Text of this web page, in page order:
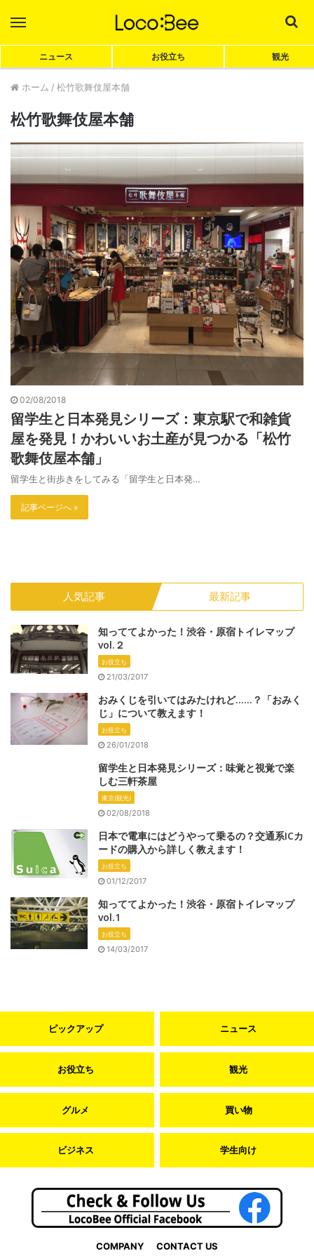
ニュース お役立ち 観光
ホーム / 松竹歌舞伎屋本舗
松竹歌舞伎屋本舗
02/08/2018
留学生と日本発見シリーズ：東京駅で和雑貨
屋を発見！かわいいお土産が見つかる「松竹
歌舞伎屋本舗」
留学生と街歩きをしてみる「留学生と日本発…
記事ページへ »
人気記事 最新記事
知っててよかった！渋谷・原宿トイレマップ
vol.２
お役立ち
21/03/2017
おみくじを引いてはみたけれど……？「おみく
じ」について教えます！
お役立ち
26/01/2018
留学生と日本発見シリーズ：味覚と視覚で楽
しむ三軒茶屋
東京(観光)
02/08/2018
日本で電車にはどうやって乗るの？交通系ICカ
ードの購入から詳しく教えます！
お役立ち
01/12/2017
知っててよかった！渋谷・原宿トイレマップ
vol.1
お役立ち
14/03/2017
ピックアップ ニュース
お役立ち 観光
グルメ 買い物
ビジネス 学生向け
COMPANY CONTACT US